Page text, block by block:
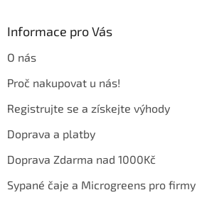
Informace pro Vás
O nás
Proč nakupovat u nás!
Registrujte se a získejte výhody
Doprava a platby
Doprava Zdarma nad 1000Kč
Sypané čaje a Microgreens pro firmy